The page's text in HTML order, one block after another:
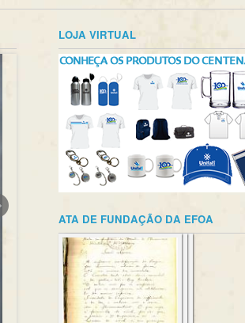
LOJA VIRTUAL
ATA DE FUNDAÇÃO DA EFOA